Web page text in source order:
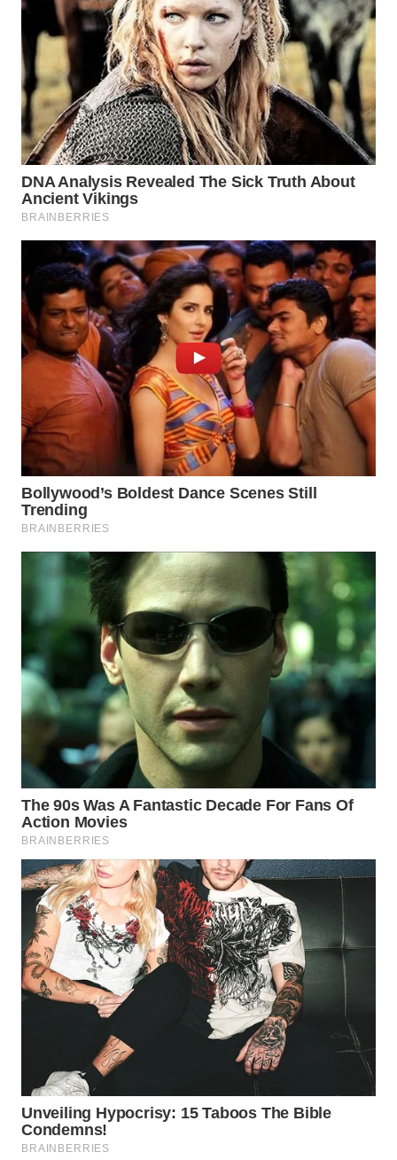
PRIANGAN
TIMUR
WN
SEMARANG
WN
WN
BOROBUDUR
WN
MADURA
WN
SURABAYA
WN
NATUNA
WN
BINTAN
MANDALIKA
WN
LIKUPANG
LABUANBAJO
WN
BORNEO
Wahana
Media
Group
WAHANA
NEWS
WAHANA
TANI
WAHANA
INFRASTRUKTUR
WAHANA